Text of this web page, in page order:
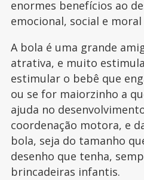
enormes benefícios ao
emocional, social e moral
A bola é uma grande
atrativa, e muito
estimular o bebê que
ou se for maiorzinho a
ajuda no
coordenação motora, e
bola, seja do tamanho
desenho que tenha,
brincadeiras infantis.